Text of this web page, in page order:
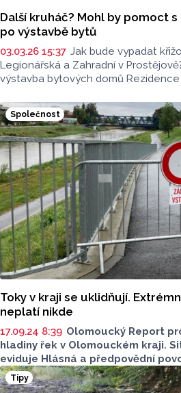
Další kruháč? Mohl by pomoct
po výstavbě bytů
03.03.26 15:37 Jak bude vypadat
Legionářská a Zahradní v
výstavba bytových domů
kruhový objezd.
Společnost
Toky v kraji se uklidňují.
neplatí nikde
17.09.24 8:39 Olomoucký Report
hladiny řek v Olomouckém kraji.
eviduje Hlásná a předpovědní
hydrometeorologického ústavu
povodňové aktivity (SPA).
Tipy